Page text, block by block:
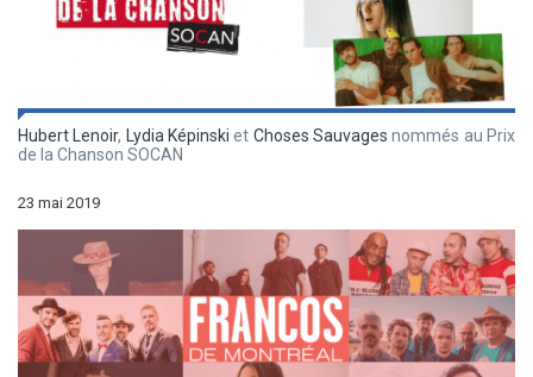
Hubert Lenoir, Lydia Képinski et Choses Sauvages nommés au Prix
de la Chanson SOCAN
23 mai 2019